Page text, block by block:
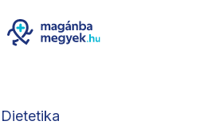
Dietetika